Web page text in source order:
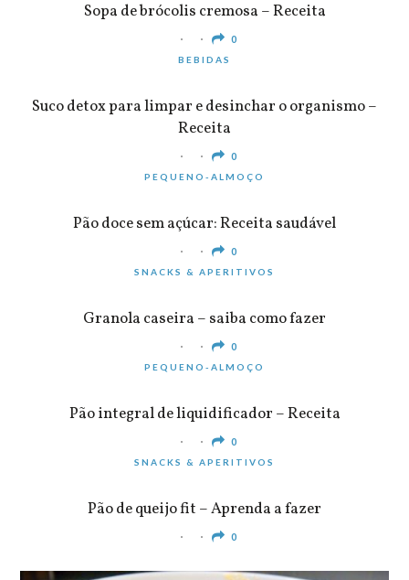
Sopa de brócolis cremosa – Receita
0
BEBIDAS
Suco detox para limpar e desinchar o organismo –
Receita
0
PEQUENO-ALMOÇO
Pão doce sem açúcar: Receita saudável
0
SNACKS & APERITIVOS
Granola caseira – saiba como fazer
0
PEQUENO-ALMOÇO
Pão integral de liquidificador – Receita
0
SNACKS & APERITIVOS
Pão de queijo fit – Aprenda a fazer
0